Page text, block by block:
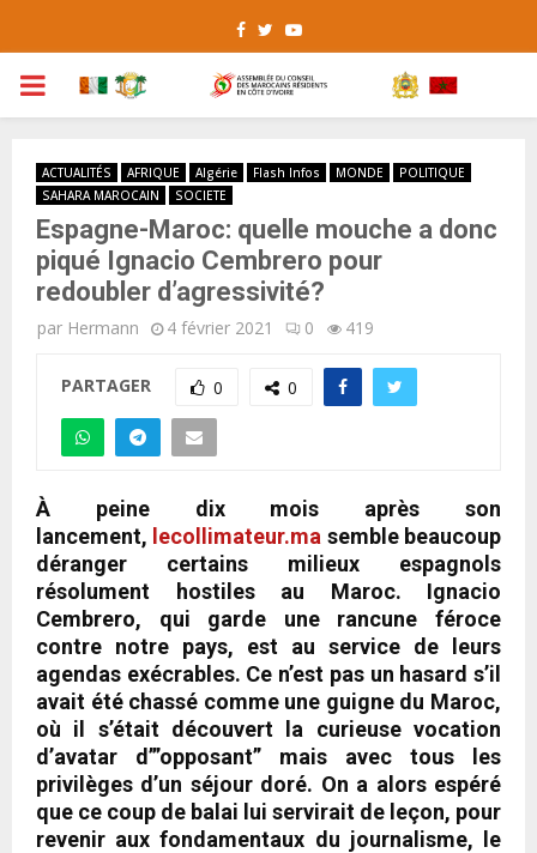
Facebook
TwitterYoutube
PRIMARY
ACTUALITÉS AFRIQUE Algérie Flash Infos MONDE
POLITIQUE
SAHARA MAROCAIN
SOCIETE
Espagne-Maroc: quelle mouche a donc
piqué Ignacio Cembrero pour
redoubler d’agressivité?
par Hermann 4 février 2021 0 419
PARTAGER 0 0
À peine dix mois après son
lancement, lecollimateur.ma semble beaucoup
déranger certains milieux espagnols
résolument hostiles au Maroc. Ignacio
Cembrero, qui garde une rancune féroce
contre notre pays, est au service de leurs
agendas exécrables. Ce n’est pas un hasard s’il
avait été chassé comme une guigne du Maroc,
où il s’était découvert la curieuse vocation
d’avatar d’”opposant” mais avec tous les
privilèges d’un séjour doré. On a alors espéré
que ce coup de balai lui servirait de leçon, pour
revenir aux fondamentaux du journalisme, le